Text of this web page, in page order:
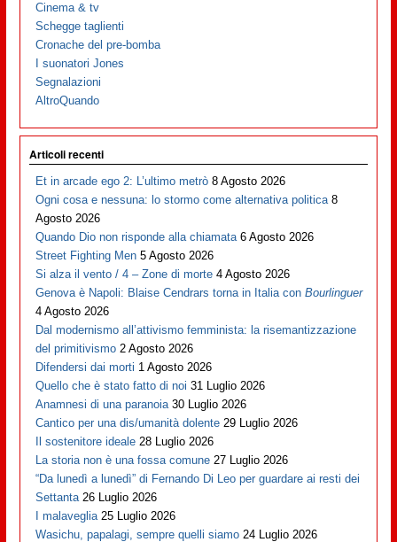
Cinema & tv
Schegge taglienti
Cronache del pre-bomba
I suonatori Jones
Segnalazioni
AltroQuando
Articoli recenti
Et in arcade ego 2: L’ultimo metrò 8 Agosto 2026
Ogni cosa e nessuna: lo stormo come alternativa politica 8
Agosto 2026
Quando Dio non risponde alla chiamata 6 Agosto 2026
Street Fighting Men 5 Agosto 2026
Si alza il vento / 4 – Zone di morte 4 Agosto 2026
Genova è Napoli: Blaise Cendrars torna in Italia conBourlinguer
4 Agosto 2026
Dal modernismo all’attivismo femminista: la risemantizzazione
del primitivismo 2 Agosto 2026
Difendersi dai morti 1 Agosto 2026
Quello che è stato fatto di noi 31 Luglio 2026
Anamnesi di una paranoia 30 Luglio 2026
Cantico per una dis/umanità dolente 29 Luglio 2026
Il sostenitore ideale 28 Luglio 2026
La storia non è una fossa comune 27 Luglio 2026
“Da lunedì a lunedì” di Fernando Di Leo per guardare ai resti dei
Settanta 26 Luglio 2026
I malaveglia 25 Luglio 2026
Wasichu, papalagi, sempre quelli siamo 24 Luglio 2026